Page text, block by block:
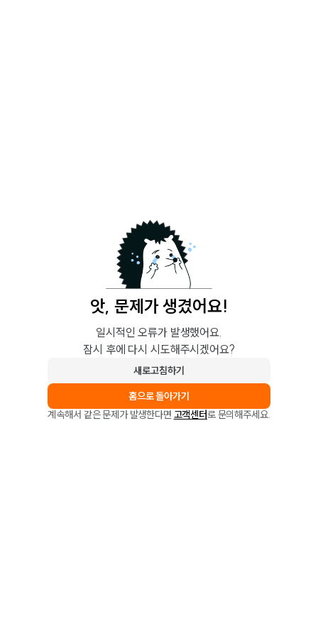
앗, 문제가 생겼어요!
일시적인 오류가 발생했어요.
잠시 후에 다시 시도해주시겠어요?
새로고침하기
홈으로 돌아가기
계속해서 같은 문제가 발생한다면 고객센터로 문의해주세요.